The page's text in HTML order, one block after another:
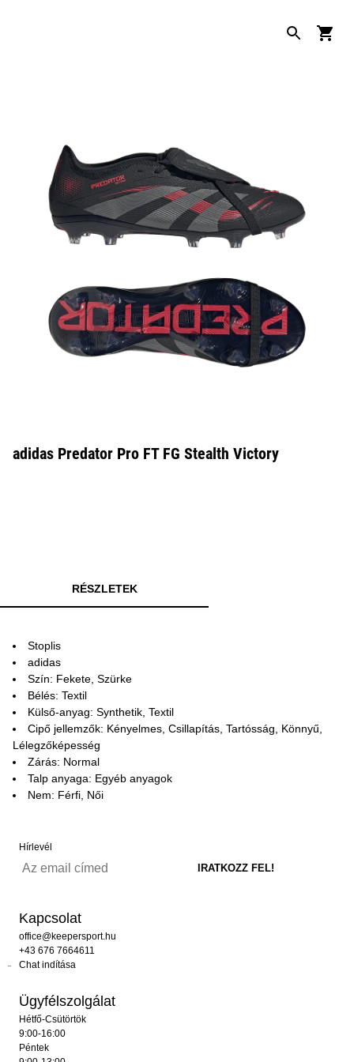
adidas Predator Pro FT FG Stealth Victory
RÉSZLETEK
Stoplis
adidas
Szín: Fekete, Szürke
Bélés: Textil
Külső-anyag: Synthetik, Textil
Cipő jellemzők: Kényelmes, Csillapítás, Tartósság, Könnyű,
Lélegzőképesség
Zárás: Normal
Talp anyaga: Egyéb anyagok
Nem: Férfi, Női
Hírlevél
Kapcsolat
office@keepersport.hu
+43 676 7664611
Chat indítása
Ügyfélszolgálat
Hétfő-Csütörtök
9:00-16:00
Péntek